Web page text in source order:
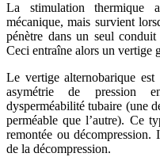
La stimulation thermique
mécanique, mais survient
pénètre dans un seul
Ceci entraîne alors un vertige
Le vertige alternobarique
asymétrie de pression
dysperméabilité tubaire (une
perméable que l’autre). Ce
remontée ou décompression.
de la décompression.